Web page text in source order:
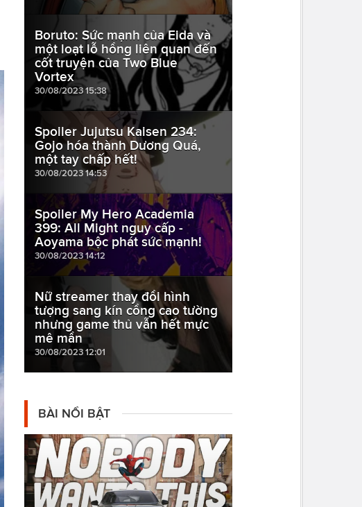
Boruto: Sức mạnh của Eida và
một loạt lỗ hổng liên quan đến
cốt truyện của Two Blue
Vortex
30/08/2023 15:38
Spoiler Jujutsu Kaisen 234:
Gojo hóa thành Dương Quá,
một tay chấp hết!
30/08/2023 14:53
Spoiler My Hero Academia
399: All Might nguy cấp -
Aoyama bộc phát sức mạnh!
30/08/2023 14:12
Nữ streamer thay đổi hình
tượng sang kín cổng cao tường
nhưng game thủ vẫn hết mực
mê mẩn
30/08/2023 12:01
BÀI NỔI BẬT